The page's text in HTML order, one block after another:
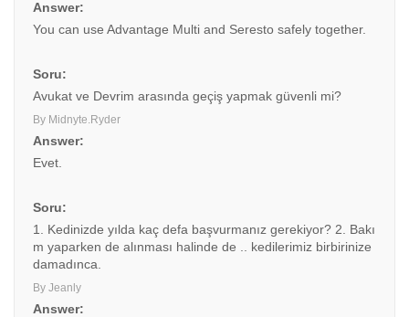
Answer:
You can use Advantage Multi and Seresto safely together.
Soru:
Avukat ve Devrim arasında geçiş yapmak güvenli mi?
By Midnyte.Ryder
Answer:
Evet.
Soru:
1. Kedinizde yılda kaç defa başvurmanız gerekiyor? 2. Bakı
m yaparken de alınması halinde de .. kedilerimiz birbirinize
damadınca.
By Jeanly
Answer: